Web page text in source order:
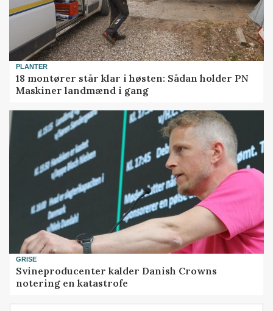
PLANTER
18 montører står klar i høsten: Sådan holder PN
Maskiner landmænd i gang
GRISE
Svineproducenter kalder Danish Crowns
notering en katastrofe